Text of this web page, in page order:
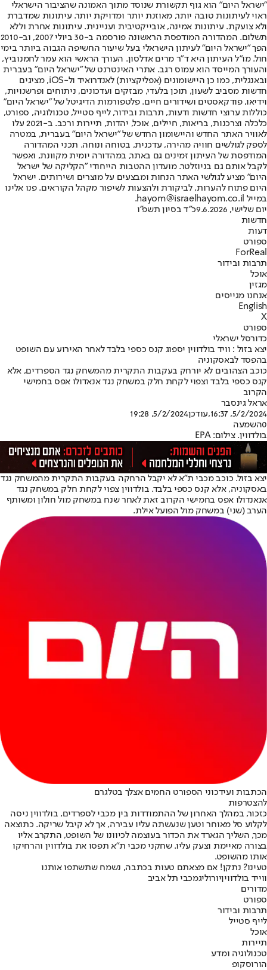
"ישראל היום" הוא גוף תקשורת שנוסד מתוך האמונה שהציבור הישראלי
ראוי לעיתונות טובה יותר, מאוזנת יותר ומדויקת יותר. עיתונות שמדברת
ולא צועקת. עיתונות אמינה, אובייקטיבית ועניינית. עיתונות אחרת וללא
תשלום. המהדורה המודפסת הראשונה פורסמה ב-30 ביולי 2007, וב-2010
הפך "ישראל היום" לעיתון הישראלי בעל שיעור החשיפה הגבוה ביותר בימי
חול. מו"ל העיתון היא ד"ר מרים אדלסון. העורך הראשי הוא עמר לחמנוביץ,
והעורך המייסד הוא עמוס רגב. אתרי האינטרנט של "ישראל היום" בעברית
ובאנגלית, כמו כן היישומונים (אפליקציות) לאנדרואיד ול-iOS, מציגים
חדשות מסביב לשעון, תוכן בלעדי, מבזקים ועדכונים, ניתוחים ופרשנויות,
וידיאו, פודקאסטים ושידורים חיים. פלטפורמות הדיגיטל של "ישראל היום"
כוללות ערוצי חדשות ודעות, תרבות ובידור, לייף סטייל, טכנולוגיה, ספורט,
כלכלה וצרכנות, בריאות, חיילים, אוכל, יהדות, תיירות ורכב. ב-2021 עלו
לאוויר האתר החדש והיישומון החדש של "ישראל היום" בעברית, במטרה
לספק לגולשים חוויה מהירה, עדכנית, בטוחה ונוחה. תכני המהדורה
המודפסת של העיתון זמינים גם באתר, במהדורה יומית מקוונת, ואפשר
לקבל אותם גם בניוזלטר. מועדון ההטבות הייחודי "הקליקה של ישראל
היום" מציע לגולשי האתר הנחות ומבצעים על מוצרים ושירותים. ישראל
היום פתוח להערות, לביקורת ולהצעות לשיפור מקהל הקוראים. פנו אלינו
במייל hayom@israelhayom.co.il.
יום שלישי, 9.6.2026
כ"ד בסיון תשפ"ו
חדשות
דעות
ספורט
ForReal
תרבות ובידור
אוכל
מגזין
אנחנו מגייסים
English
X
ספורט
כדורסל ישראלי
יצא בזול : וויד בולדווין יספוג קנס כספי בלבד לאחר האירוע עם השופט
בהפסד לבאסקוניה
כוכב הצהובים לא יורחק בעקבות התקרית מהמשחק נגד הספרדים, אלא
קנס כספי בלבד וצפוי לקחת חלק במשחק נגד אנאדולו אפס בחמישי
הקרוב
אראל גינסבר
5/2/2024, 16:37
,עודכן5/2/2024, 19:28
0השמעה
בולדווין. צילום: EPA
יצא בזול. כוכב מכבי ת"א לא יקבל הרחקה בעקבות התקרית מהמשחק נגד
באסקוניה, אלא קנס כספי בלבד. בולדווין צפוי לקחת חלק במשחק נגד
אנאנדולו אפס בחמישי הקרוב זאת לאחר שנח במשחק מול חולון ומשותף
הערב (שני) במשחק מול הפועל אילת.
הכתבות ועידכוני הספורט החמים אצלך בטלגרם
להצטרפות
כזכור, במהלך האחרון של ההתמודדות בין מכבי לספרדים, בולדווין ניסה
לקלוע סל מאוחר וטען שנעשתה עליו עבירה, אך לא קיבל שריקה. כתוצאה
מכך, השליך הגארד את הכדור בעוצמה לכיוונו של השופט, התקרב אליו
בצורה מאיימת וצעק עליו. שחקני מכבי ת"א תפסו את בולדווין והרחיקו
אותו מהשופט.
טעינו? נתקן! אם מצאתם טעות בכתבה, נשמח שתשתפו אותנו
ווייד בולדוויןיורוליגמכבי תל אביב
מדורים
ספורט
תרבות ובידור
לייף סטייל
אוכל
תיירות
טכנולוגיה ומדע
הורוסקופ